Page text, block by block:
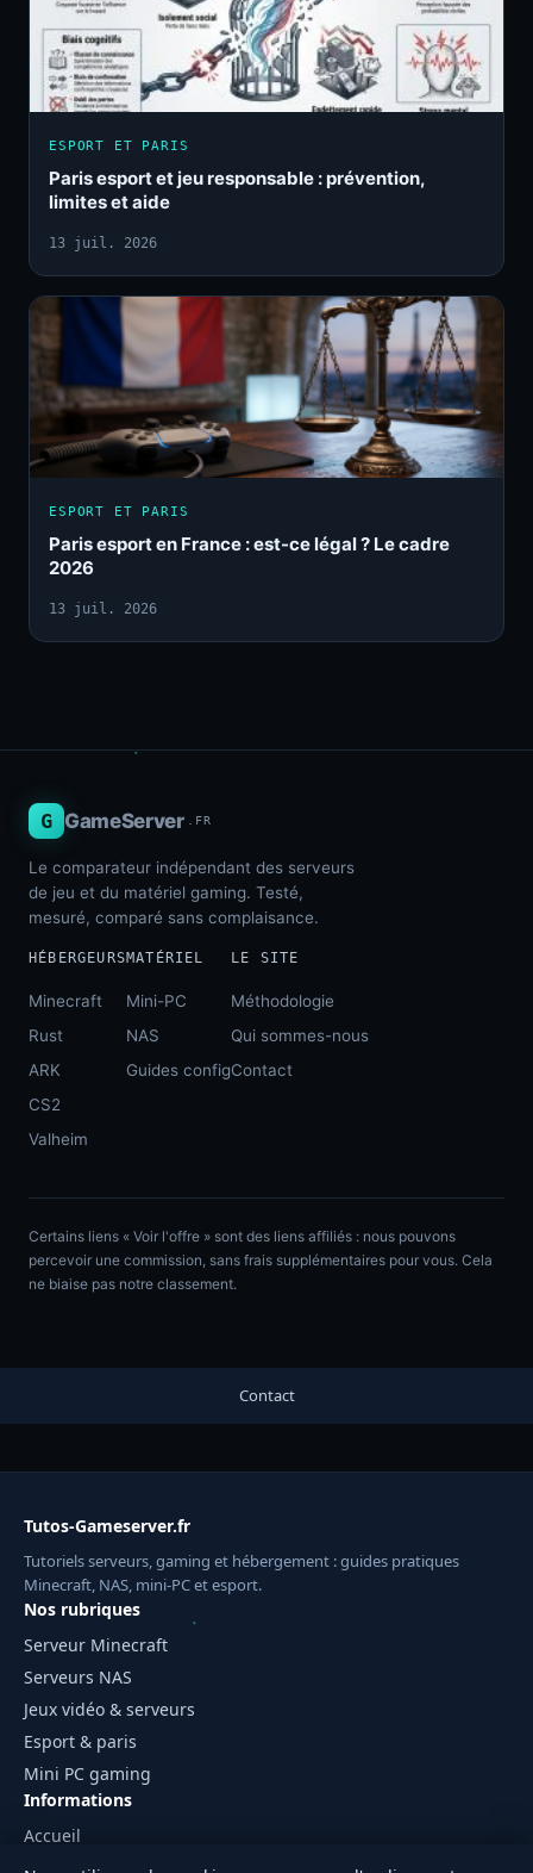
ESPORT ET PARIS
Paris esport et jeu responsable : prévention,
limites et aide
13 juil. 2026
ESPORT ET PARIS
Paris esport en France : est-ce légal ? Le cadre
2026
13 juil. 2026
G GameServer .FR
Le comparateur indépendant des serveurs
de jeu et du matériel gaming. Testé,
mesuré, comparé sans complaisance.
HÉBERGEURS
Minecraft
Rust
ARK
CS2
Valheim
MATÉRIEL
Mini-PC
NAS
Guides config
LE SITE
Méthodologie
Qui sommes-nous
Contact
Certains liens « Voir l'offre » sont des liens affiliés : nous pouvons
percevoir une commission, sans frais supplémentaires pour vous. Cela
ne biaise pas notre classement.
Contact
Tutos-Gameserver.fr
Tutoriels serveurs, gaming et hébergement : guides pratiques
Minecraft, NAS, mini-PC et esport.
Nos rubriques
Serveur Minecraft
Serveurs NAS
Jeux vidéo & serveurs
Esport & paris
Mini PC gaming
Informations
Accueil
Mentions légales